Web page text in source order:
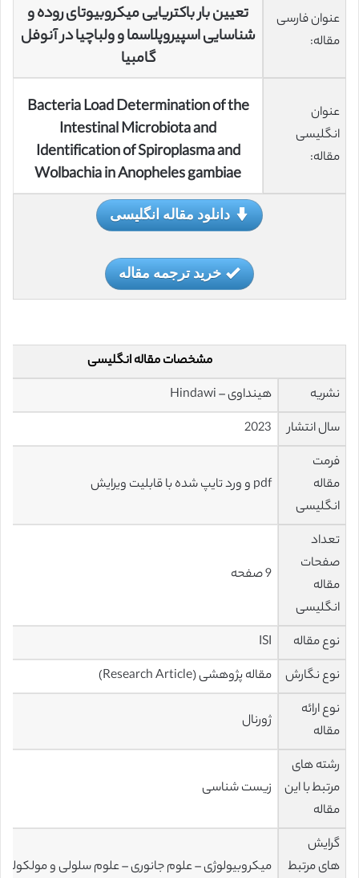
عنوان فارسی
مقاله:
تعیین بار باکتریایی میکروبیوتای روده و
شناسایی اسپیروپلاسما و ولباچیا در آنوفل
گامبیا
عنوان
انگلیسی
مقاله:
Bacteria Load Determination of the
Intestinal Microbiota and
Identification of Spiroplasma and
Wolbachia in Anopheles gambiae
دانلود مقاله انگلیسی
خرید ترجمه مقاله
مشخصات مقاله انگلیسی
نشریه
هینداوی – Hindawi
سال انتشار
2023
فرمت
مقاله
انگلیسی
pdf و ورد تایپ شده با قابلیت ویرایش
تعداد
صفحات
مقاله
انگلیسی
9 صفحه
نوع مقاله
ISI
نوع نگارش
مقاله پژوهشی (Research Article)
نوع ارائه
مقاله
ژورنال
رشته های
مرتبط با این
مقاله
زیست شناسی
گرایش
های مرتبط
میکروبیولوژی – علوم جانوری – علوم سلولی و مولکولی